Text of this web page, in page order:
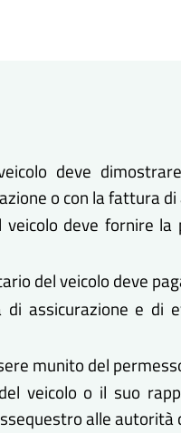
deve
o con la fattura
deve fornire la
del veicolo deve
assicurazione e di
munito del
veicolo o il suo
alle autorità